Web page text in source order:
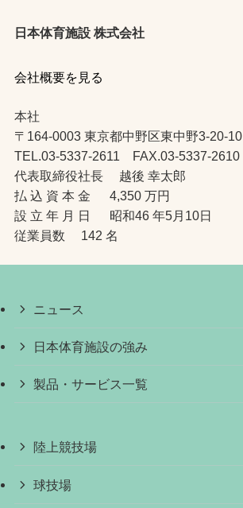
日本体育施設 株式会社
会社概要を見る
本社
〒164-0003 東京都中野区東中野3-20-10
TEL.03-5337-2611 FAX.03-5337-2610
代表取締役社長 越後 幸太郎
払 込 資 本 金 4,350 万円
設 立 年 月 日 昭和46 年5月10日
従業員数 142 名
ニュース
日本体育施設の強み
製品・サービス一覧
陸上競技場
球技場